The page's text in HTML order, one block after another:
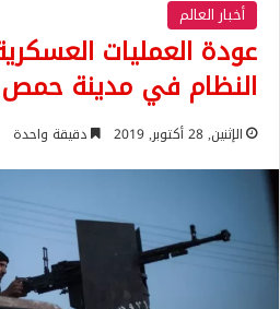
أخبار العالم
عودة العمليات
النظام في مدينة
الإثنين, 28 أكتوبر, 2019 دقيقة واحدة